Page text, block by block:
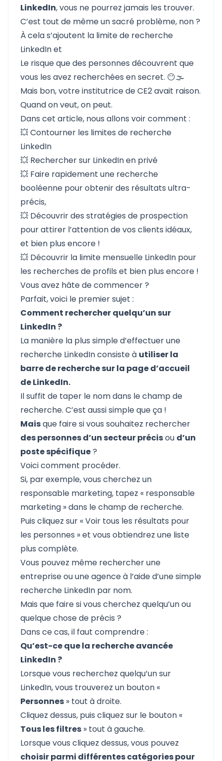
LinkedIn, vous ne pourrez jamais les trouver.
C’est tout de même un sacré problème, non ?
À cela s’ajoutent la limite de recherche
LinkedInet
Le risque que des personnes découvrent que
vous les avez recherchées en secret. 😶🌫️
Mais bon, votre institutrice de CE2 avait raison.
Quand on veut, on peut.
Dans cet article, nous allons voir comment :
💥Contourner les limites de recherche
LinkedIn
💥 Rechercher sur LinkedIn en privé
💥 Faire rapidement une recherche
booléenne pour obtenir des résultats ultra-
précis,
💥 Découvrir des stratégies de prospection
pour attirer l’attention de vos clients idéaux,
et bien plus encore !
💥 Découvrir la limite mensuelle LinkedIn pour
les recherches de profils et bien plus encore !
Vous avez hâte de commencer ?
Parfait, voici le premier sujet :
Comment rechercher quelqu’un sur
LinkedIn ?
La manière la plus simple d’effectuer une
recherche LinkedIn consiste à utiliser la
barre de recherche sur la page d’accueil
de LinkedIn.
Il suffit de taper le nom dans le champ de
recherche. C’est aussi simple que ça !
Maisque faire si vous souhaitez rechercher
des personnes d’un secteur précisou d’un
poste spécifique?
Voici comment procéder.
Si, par exemple, vous cherchez un
responsable marketing, tapez « responsable
marketing » dans le champ de recherche.
Puis cliquez sur « Voir tous les résultats pour
les personnes » et vous obtiendrez une liste
plus complète.
Vous pouvez même rechercher une
entreprise ou une agence à l’aide d’une simple
recherche LinkedIn par nom.
Mais que faire si vous cherchez quelqu’un ou
quelque chose de précis ?
Dans ce cas, il faut comprendre :
Qu’est-ce que la recherche avancée
LinkedIn ?
Lorsque vous recherchez quelqu’un sur
LinkedIn, vous trouverez un bouton «
Personnes » tout à droite.
Cliquez dessus, puis cliquez sur le bouton «
Tous les filtres » tout à gauche.
Lorsque vous cliquez dessus, vous pouvez
choisir parmi différentes catégories pour